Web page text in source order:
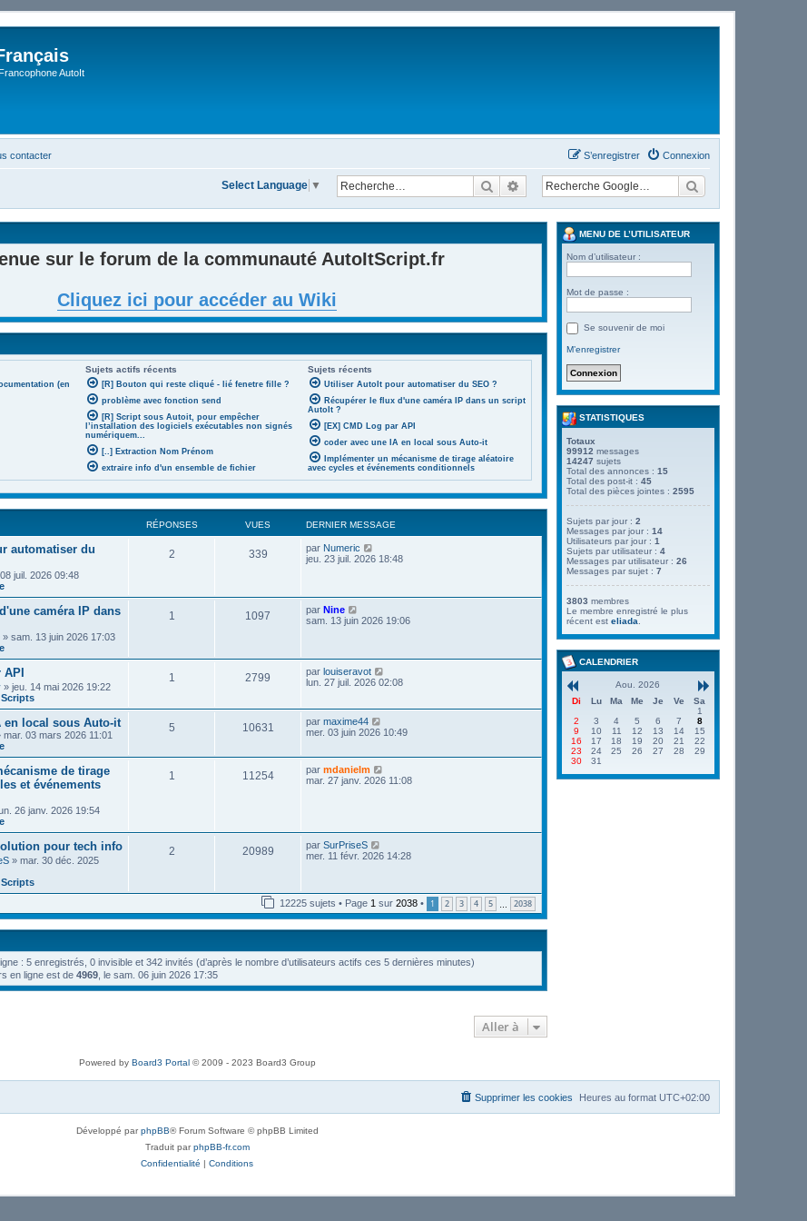
AutoIt
contacter Connexion
S’enregistrer
RechercherRecherche avancée
Select Language ▼
sur le forum de la communauté AutoItScript.fr
Cliquez ici pour accéder au Wiki
Sujets actifs récents Sujets récents
(en
[R] Bouton qui reste cliqué - lié fenetre fille ?
problème avec fonction send
[R] Script sous Autoit, pour empêcher
l’installation des logiciels exécutables non signés
numériquem...
[..] Extraction Nom Prénom
extraire info d'un ensemble de fichier
Utiliser AutoIt pour automatiser du SEO ?
Récupérer le flux d'une caméra IP dans un script
AutoIt ?
[EX] CMD Log par API
coder avec une IA en local sous Auto-it
Implémenter un mécanisme de tirage aléatoire
avec cycles et événements conditionnels
RÉPONSES VUES DERNIER MESSAGE
automatiser du
juil. 2026 09:48
2 339 par Numeric
o
e
e
e
r
m
s
s
a
jeu. 23 juil. 2026 18:48
caméra IP dans
» sam. 13 juin 2026 17:03
1 1097 parNine
o
e
d
e
n
i
e
r
e
s
s
sam. 13 juin 2026 19:06
» jeu. 14 mai 2026 19:22
1 2799 parlouiseravot
o
l
d
r
i
s
a
lun. 27 juil. 2026 02:08
en local sous Auto-it
mar. 03 mars 2026 11:01
5 10631 parmaxime44
o
e
d
r
m
s
a
g
e
mer. 03 juin 2026 10:49
de tirage
et événements
26 janv. 2026 19:54
1 11254 parmdanielm
o
d
r
r
m
e
s
a
g
mar. 27 janv. 2026 11:08
pour tech info
» mar. 30 déc. 2025
2 20989 parSurPriseS
o
d
e
r
i
e
m
mer. 11 févr. 2026 14:28
12225 sujets • Page 1 sur 2038 • 1 2 3 4 5 … 2038
: 5 enregistrés, 0 invisible et 342 invités (d’après le nombre d’utilisateurs actifs ces 5 dernières minutes)
en ligne est de 4969 , le sam. 06 juin 2026 17:35
Aller à
MENU DE L’UTILISATEUR
Nom d’utilisateur :
Mot de passe :
Se souvenir de moi
M’enregistrer
STATISTIQUES
Totaux
99912 messages
14247 sujets
Total des annonces : 15
Total des post-it : 45
Total des pièces jointes : 2595
Sujets par jour : 2
Messages par jour : 14
Utilisateurs par jour : 1
Sujets par utilisateur : 4
Messages par utilisateur : 26
Messages par sujet : 7
3803 membres
Le membre enregistré le plus
récent est eliada
CALENDRIER
Aou. 2026
Di
Lu Ma Me Je Ve
Sa
1
2
3 4 5 6 7
8
9
10 11 12 13 14
15
16
17 18 19 20 21
22
23
24 25 26 27 28
29
30
31
Powered by Board3 Portal© 2009 - 2023 Board3 Group
Heures au format UTC+02:00
Supprimer les cookies
Développé parphpBB® Forum Software © phpBB Limited
Traduit parphpBB-fr.com
Confidentialité | Conditions